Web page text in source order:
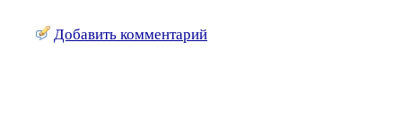
Добавить комментарий